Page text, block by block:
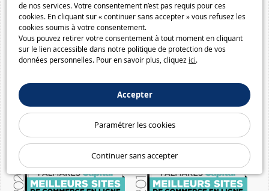
de nos services. Votre consentement n’est pas requis pour ces
cookies. En cliquant sur « continuer sans accepter » vous refusez les
cookies soumis à votre consentement.
Vous pouvez retirer votre consentement à tout moment en cliquant
sur le lien accessible dans notre politique de protection de vos
données personnelles. Pour en savoir plus, cliquez ici.
Accepter
Paramétrer les cookies
Continuer sans accepter